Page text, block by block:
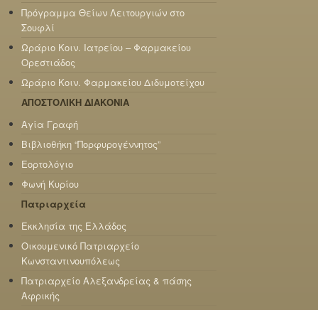
Πρόγραμμα Θείων Λειτουργιών στο
Σουφλί
Ωράριο Κοιν. Ιατρείου – Φαρμακείου
Ορεστιάδος
Ωράριο Κοιν. Φαρμακείου Διδυμοτείχου
ΑΠΟΣΤΟΛΙΚΗ ΔΙΑΚΟΝΙΑ
Αγία Γραφή
Βιβλιοθήκη “Πορφυρογέννητος”
Εορτολόγιο
Φωνή Κυρίου
Πατριαρχεία
Εκκλησία της Ελλάδος
Οικουμενικό Πατριαρχείο
Κωνσταντινουπόλεως
Πατριαρχείο Αλεξανδρείας & πάσης
Αφρικής